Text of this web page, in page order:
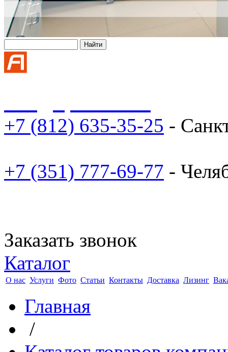
+7 (812) 635-35-25 -
+7 (351) 777-69-77 -
Заказать звонок
Каталог
О нас Услуги Фото Статьи Контакты Доставка Лизинг
Главная
/